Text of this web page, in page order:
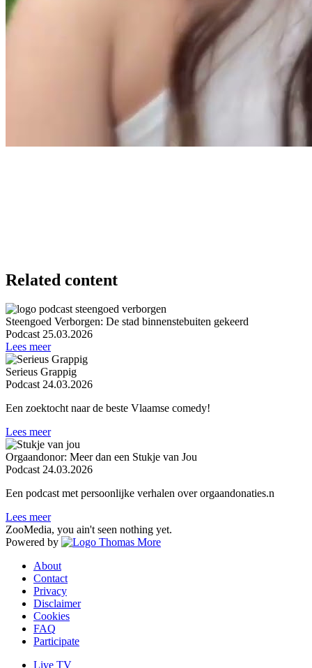
Related content
Steengoed Verborgen: De stad binnenstebuiten gekeerd
Podcast 25.03.2026
Lees meer
Serieus Grappig
Podcast 24.03.2026
Een zoektocht naar de beste Vlaamse comedy!
Lees meer
Orgaandonor: Meer dan een Stukje van Jou
Podcast 24.03.2026
Een podcast met persoonlijke verhalen over orgaandonaties.n
Lees meer
ZooMedia, you ain't seen nothing yet.
Powered by
About
Contact
Privacy
Disclaimer
Cookies
FAQ
Participate
Live TV